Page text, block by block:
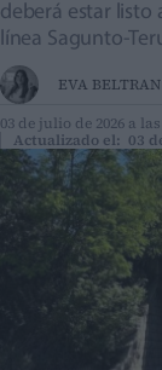
deberá estar listo
línea Sagunto-
EVA BELTRAN
03 de julio de 2026 a
Actualizado el: 03